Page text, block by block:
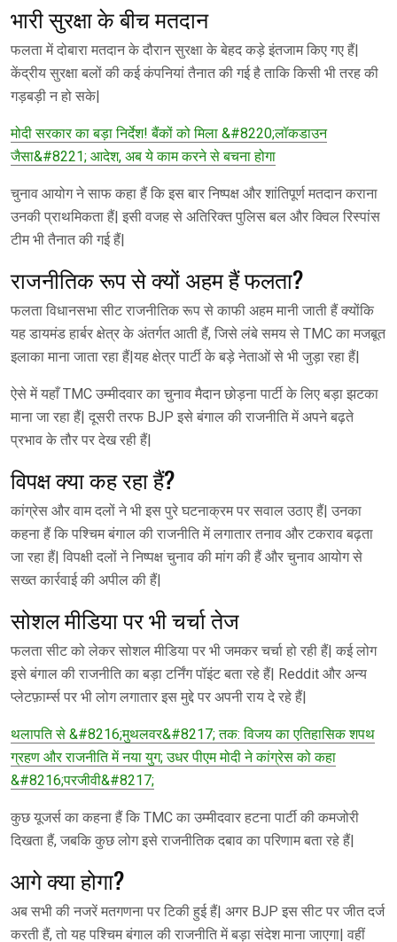
भारी सुरक्षा के बीच मतदान
फलता में दोबारा मतदान के दौरान सुरक्षा के बेहद कड़े इंतजाम किए गए हैं|
केंद्रीय सुरक्षा बलों की कई कंपनियां तैनात की गई है ताकि किसी भी तरह की
गड़बड़ी न हो सके|
मोदी सरकार का बड़ा निर्देश! बैंकों को मिला &#8220;लॉकडाउन
जैसा&#8221; आदेश, अब ये काम करने से बचना होगा
चुनाव आयोग ने साफ कहा हैं कि इस बार निष्पक्ष और शांतिपूर्ण मतदान कराना
उनकी प्राथमिकता हैं| इसी वजह से अतिरिक्त पुलिस बल और क्विल रिस्पांस
टीम भी तैनात की गई हैं|
राजनीतिक रूप से क्यों अहम हैं फलता?
फलता विधानसभा सीट राजनीतिक रूप से काफी अहम मानी जाती हैं क्योंकि
यह डायमंड हार्बर क्षेत्र के अंतर्गत आती हैं, जिसे लंबे समय से TMC का मजबूत
इलाका माना जाता रहा हैं|यह क्षेत्र पार्टी के बड़े नेताओं से भी जुड़ा रहा हैं|
ऐसे में यहाँ TMC उम्मीदवार का चुनाव मैदान छोड़ना पार्टी के लिए बड़ा झटका
माना जा रहा हैं| दूसरी तरफ BJP इसे बंगाल की राजनीति में अपने बढ़ते
प्रभाव के तौर पर देख रही हैं|
विपक्ष क्या कह रहा हैं?
कांग्रेस और वाम दलों ने भी इस पुरे घटनाक्रम पर सवाल उठाए हैं| उनका
कहना हैं कि पश्चिम बंगाल की राजनीति में लगातार तनाव और टकराव बढ़ता
जा रहा हैं| विपक्षी दलों ने निष्पक्ष चुनाव की मांग की हैं और चुनाव आयोग से
सख्त कार्रवाई की अपील की हैं|
सोशल मीडिया पर भी चर्चा तेज
फलता सीट को लेकर सोशल मीडिया पर भी जमकर चर्चा हो रही हैं| कई लोग
इसे बंगाल की राजनीति का बड़ा टर्निंग पॉइंट बता रहे हैं| Reddit और अन्य
प्लेटफ़ार्म्स पर भी लोग लगातार इस मुद्दे पर अपनी राय दे रहे हैं|
थलापति से &#8216;मुथलवर&#8217; तक: विजय का एतिहासिक शपथ
ग्रहण और राजनीति में नया युग; उधर पीएम मोदी ने कांग्रेस को कहा
&#8216;परजीवी&#8217;
कुछ यूजर्स का कहना हैं कि TMC का उम्मीदवार हटना पार्टी की कमजोरी
दिखता हैं, जबकि कुछ लोग इसे राजनीतिक दबाव का परिणाम बता रहे हैं|
आगे क्या होगा?
अब सभी की नजरें मतगणना पर टिकी हुई हैं| अगर BJP इस सीट पर जीत दर्ज
करती हैं, तो यह पश्चिम बंगाल की राजनीति में बड़ा संदेश माना जाएगा| वहीं